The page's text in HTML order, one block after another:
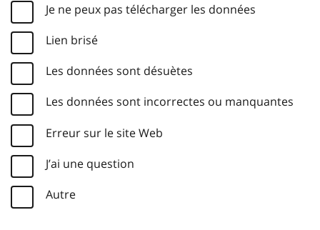
Je ne peux pas télécharger les données
Lien brisé
Les données sont désuètes
Les données sont incorrectes ou manquantes
Erreur sur le site Web
J’ai une question
Autre